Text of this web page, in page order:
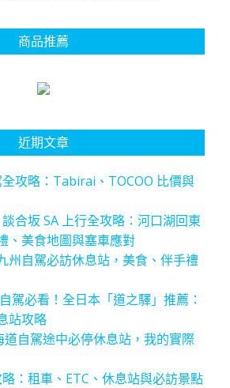
商品推薦
近期文章
攻略：Tabirai、TOCOO 比價與
談合坂 SA 上行全攻略：河口湖回東
、美食地圖與塞車應對
州自駕必訪休息站，美食、伴手禮
駕必看！全日本「道之驛」推薦：
站攻略
道自駕途中必停休息站，我的實際
：租車、ETC、休息站與必訪景點